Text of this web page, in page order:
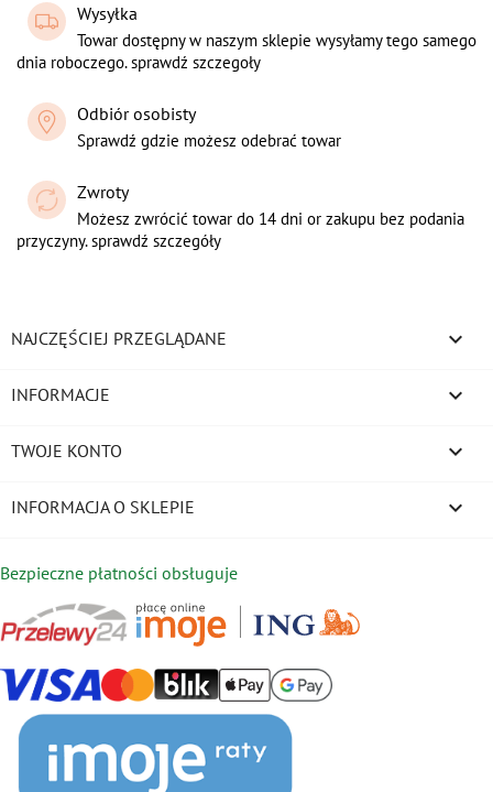
Wysyłka
Towar dostępny w naszym sklepie wysyłamy tego samego
dnia roboczego. sprawdź szczegoły
Odbiór osobisty
Sprawdź gdzie możesz odebrać towar
Zwroty
Możesz zwrócić towar do 14 dni or zakupu bez podania
przyczyny. sprawdź szczegóły
NAJCZĘŚCIEJ PRZEGLĄDANE 
INFORMACJE 
TWOJE KONTO 
INFORMACJA O SKLEPIE keyboard_arrow_down
Bezpieczne płatności obsługuje